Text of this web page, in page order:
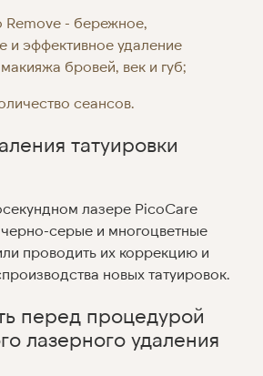
Remove - бережное,
и эффективное удаление
бровей, век и губ;
сеансов.
татуировки
лазере PicoCare
черно-серые и многоцветные
проводить их коррекцию и
новых татуировок.
перед процедурой
лазерного удаления